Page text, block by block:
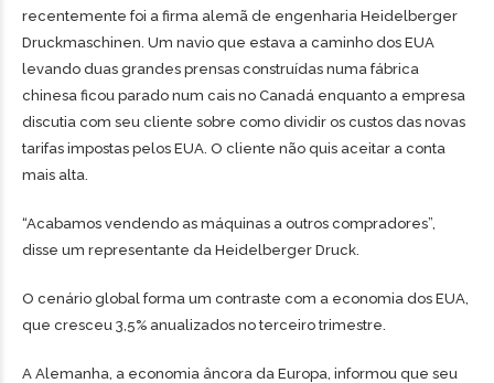
recentemente foi a firma alemã de engenharia Heidelberger
Druckmaschinen. Um navio que estava a caminho dos EUA
levando duas grandes prensas construídas numa fábrica
chinesa ficou parado num cais no Canadá enquanto a empresa
discutia com seu cliente sobre como dividir os custos das novas
tarifas impostas pelos EUA. O cliente não quis aceitar a conta
mais alta.
“Acabamos vendendo as máquinas a outros compradores”,
disse um representante da Heidelberger Druck.
O cenário global forma um contraste com a economia dos EUA,
que cresceu 3,5% anualizados no terceiro trimestre.
A Alemanha, a economia âncora da Europa, informou que seu